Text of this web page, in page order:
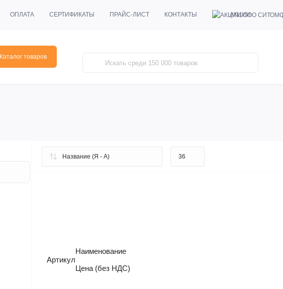
ОПЛАТА СЕРТИФИКАТЫ ПРАЙС-ЛИСТ КОНТАКТЫ АКЦИИ
Каталог товаров
Артикул
Наименование
Цена (без НДС)